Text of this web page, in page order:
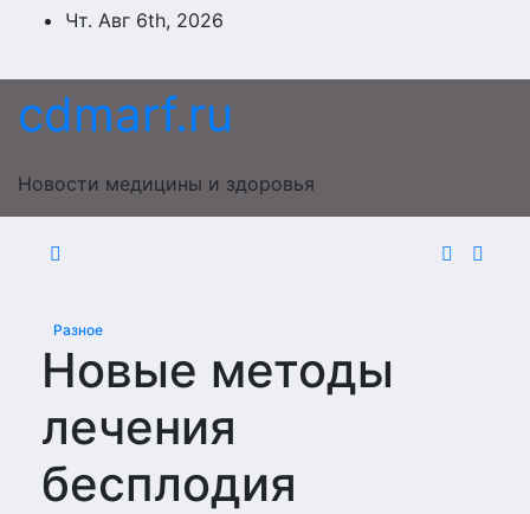
ПерейтиЧт. Авг 6th, 2026
cdmarf.ru
Новости медицины и здоровья
Разное
Новые методы
лечения
бесплодия